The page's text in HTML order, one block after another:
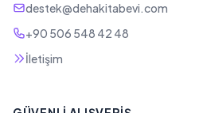
destek@dehakitabevi.com
+90 506 548 42 48
İletişim